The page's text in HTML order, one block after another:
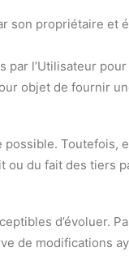
son propriétaire et
l’Utilisateur
objet de fournir
Toutefois,
ou du fait des tiers
d’évoluer.
de modifications